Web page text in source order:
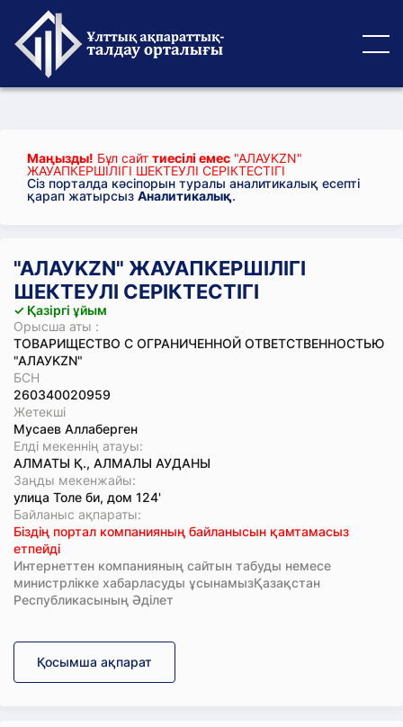
Маңызды! Бұл сайт тиесілі емес "АЛАУKZN"
ЖАУАПКЕРШІЛІГІ ШЕКТЕУЛІ СЕРІКТЕСТІГІ
Сіз порталда кәсіпорын туралы аналитикалық есепті
қарап жатырсыз Аналитикалық.
"АЛАУKZN" ЖАУАПКЕРШІЛІГІ
ШЕКТЕУЛІ СЕРІКТЕСТІГІ
✓ Қазіргі ұйым
Орысша аты :
ТОВАРИЩЕСТВО С ОГРАНИЧЕННОЙ ОТВЕТСТВЕННОСТЬЮ
"АЛАУKZN"
БСН
260340020959
Жетекші
Мусаев Аллаберген
Елді мекеннің атауы:
АЛМАТЫ Қ., АЛМАЛЫ АУДАНЫ
Заңды мекенжайы:
улица Толе би, дом 124'
Байланыс ақпараты:
Біздің портал компанияның байланысын қамтамасыз
етпейді
Интернеттен компанияның сайтын табуды немесе
министрлікке хабарласуды ұсынамызҚазақстан
Республикасының Әділет
Қосымша ақпарат